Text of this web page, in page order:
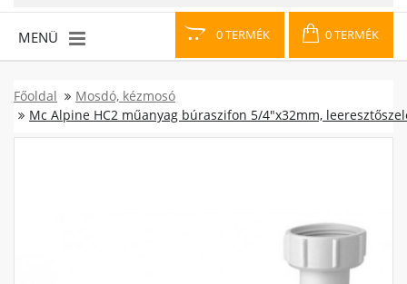
0 TERMÉK 0 TERMÉK
MENÜ
Főoldal
Mosdó, kézmosó
Mc Alpine HC2 műanyag búraszifon 5/4"x32mm,